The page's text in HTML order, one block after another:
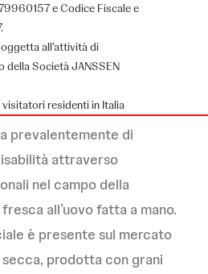
e Codice Fiscale e
all’attività di
della Società JANSSEN
residenti in Italia
Faenza (RA), è una
alla Fondazione Novella
prevalentemente di
attraverso
nel campo della
all’uovo fatta a mano.
è presente sul mercato
prodotta con grani